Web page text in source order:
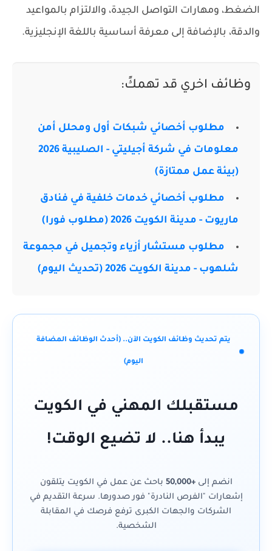
الضغط، ومهارات التواصل الجيدة، والالتزام بالمواعيد
والدقة، بالإضافة إلى معرفة أساسية باللغة الإنجليزية.
وظائف اخري قد تهمكً:
مطلوب أخصائي شبكات أول ومحلل أمن
معلومات في شركة أجيليتي - الصليبية 2026
(بيئة عمل ممتازة)
مطلوب أخصائي خدمات خلفية في فنادق
ماريوت - مدينة الكويت 2026 (مطلوب فورا)
مطلوب مستشار أزياء وتجميل في مجموعة
شلهوب - مدينة الكويت 2026 (تحديث اليوم)
يتم تحديث وظائف الكويت الآن.. (أحدث الوظائف المضافة
اليوم)
مستقبلك المهني في الكويت
يبدأ هنا.. لا تضيع الوقت!
انضم إلى+50,000
باحث عن عمل في الكويت يتلقون
إشعارات "الفرص النادرة" فور صدورها. سرعة التقديم في
الشركات والجهات الكبرى ترفع فرصك في المقابلة
الشخصية.